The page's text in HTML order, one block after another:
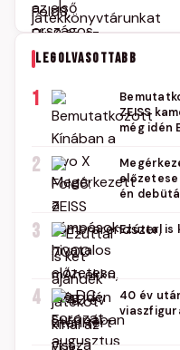
LEGOLVASOTTABB
1
ZEISS
még idén
2
én
3 Ezúttal is
4
40 év